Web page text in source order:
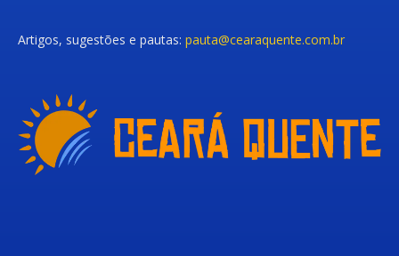
Artigos, sugestões e pautas: pauta@cearaquente.com.br